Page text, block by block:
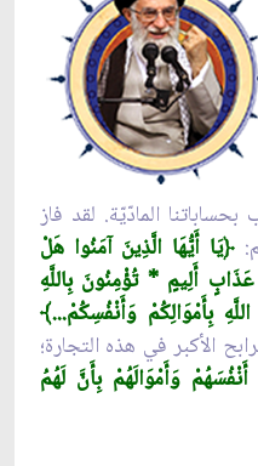
المادّيّة. لقد فاز
﴿يَا أَيُّهَا الَّذِينَ آمَنُوا هَلْ
أَلِيمٍ * تُؤْمِنُونَ بِاللَّهِ
بِأَمْوَالِكُمْ وَأَنْفُسِكُمْ...﴾
وَأَمْوَالَهُمْ بِأَنَّ لَهُمُ